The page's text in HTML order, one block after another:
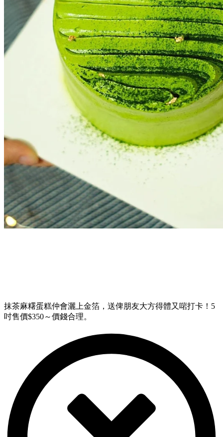
抹茶麻糬蛋糕仲會灑上金箔，送俾朋友大方得體又啱打卡！5
吋售價$350～價錢合理。